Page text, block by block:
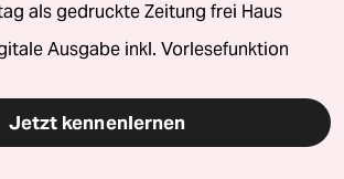
als gedruckte Zeitung frei Haus
Ausgabe inkl. Vorlesefunktion
Jetzt kennenlernen